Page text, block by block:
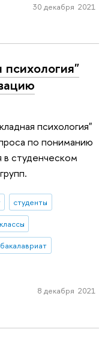
30 декабря 2021
психология"
по пониманию
студенческом
студенты
бакалавриат
8 декабря 2021